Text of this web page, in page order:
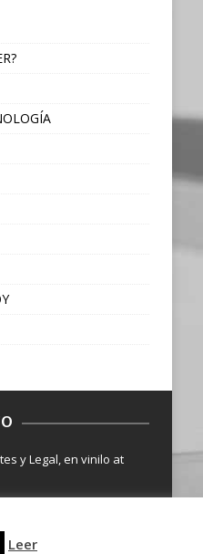
y Legal, en vinilo at
Leer